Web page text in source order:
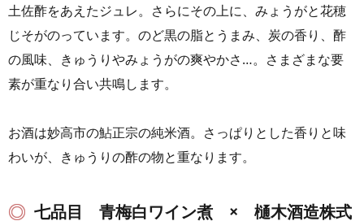
土佐酢をあえたジュレ。さらにその上に、みょうがと花穂
じそがのっています。のど黒の脂とうまみ、炭の香り、酢
の風味、きゅうりやみょうがの爽やかさ…。さまざまな要
素が重なり合い共鳴します。
お酒は妙高市の鮎正宗の純米酒。さっぱりとした香りと味
わいが、きゅうりの酢の物と重なります。
七品目 青梅白ワイン煮 × 樋木酒造株式